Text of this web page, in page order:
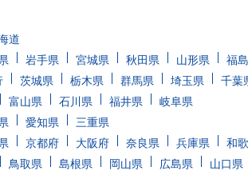
道
岩手県 宮城県 秋田県 山形県
福
茨城県 栃木県 群馬県 埼玉県 千葉
富山県 石川県 福井県
岐阜県
愛知県
三重県
京都府 大阪府 奈良県 兵庫県
和
鳥取県 島根県 岡山県 広島県
山口県